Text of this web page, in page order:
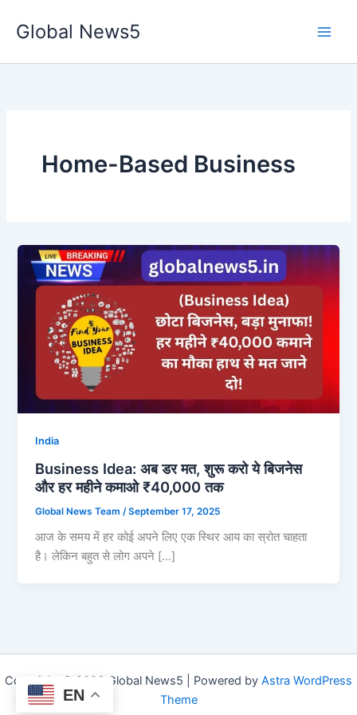
Global News5
Home-Based Business
India
Business Idea: अब डर मत, शुरू करो ये बिजनेस
और हर महीने कमाओ ₹40,000 तक
Global News Team /September 17, 2025
आज के समय में हर कोई अपने लिए एक स्थिर आय का स्रोत चाहता
है। लेकिन बहुत से लोग अपने […]
Copyright © 2026 Global News5 | Powered by Astra WordPress
Theme
EN